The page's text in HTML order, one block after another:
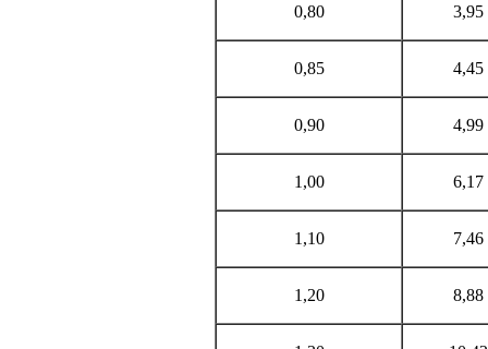
0,80 3,95
0,85 4,45
0,90 4,99
1,00 6,17
1,10 7,46
1,20 8,88